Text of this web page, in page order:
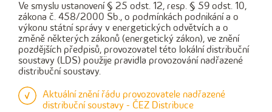
Ve smyslu ustanovení § 25 odst. 12, resp. § 59 odst. 10,
zákona č. 458/2000 Sb., o podmínkách podnikání a o
výkonu státní správy v energetických odvětvích a o
změně některých zákonů (energetický zákon), ve znění
pozdějších předpisů, provozovatel této lokální distribuční
soustavy (LDS) použije pravidla provozování nadřazené
distribuční soustavy.
Aktuální znění řádu provozovatele nadřazené
distribuční soustavy - ČEZ Distribuce